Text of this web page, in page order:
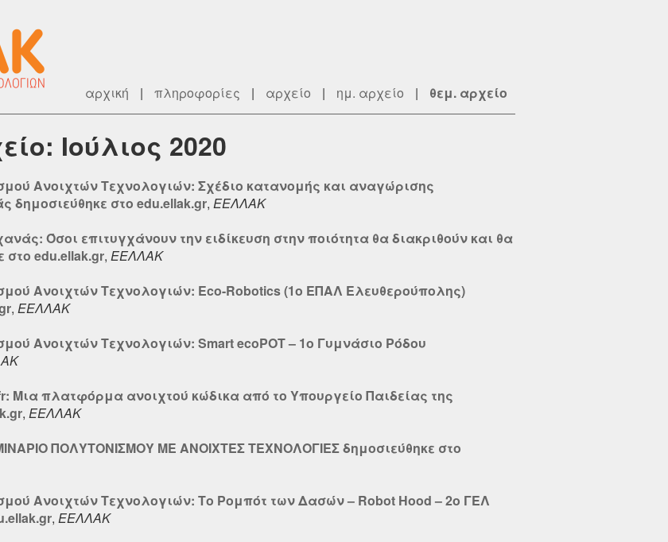
αρχική | πληροφορίες | αρχείο | ημ. αρχείο | θεμ. αρχείο
Ιούλιος 2020
Ανοιχτών Τεχνολογιών: Σχέδιο κατανομής και αναγώρισης
στο edu.ellak.gr, ΕΕΛΛΑΚ
Όσοι επιτυγχάνουν την ειδίκευση στην ποιότητα θα διακριθούν και θα
στο edu.ellak.gr, ΕΕΛΛΑΚ
Ανοιχτών Τεχνολογιών: Eco-Robotics (1ο ΕΠΑΛ Ελευθερούπολης)
, ΕΕΛΛΑΚ
Ανοιχτών Τεχνολογιών: Smart ecoPOT – 1ο Γυμνάσιο Ρόδου
Μια πλατφόρμα ανοιχτού κώδικα από το Υπουργείο Παιδείας της
, ΕΕΛΛΑΚ
ΠΟΛΥΤΟΝΙΣΜΟΥ ΜΕ ΑΝΟΙΧΤΕΣ ΤΕΧΝΟΛΟΓΙΕΣ δημοσιεύθηκε στο
Ανοιχτών Τεχνολογιών: Το Ρομπότ των Δασών – Robot Hood – 2o ΓΕΛ
, ΕΕΛΛΑΚ